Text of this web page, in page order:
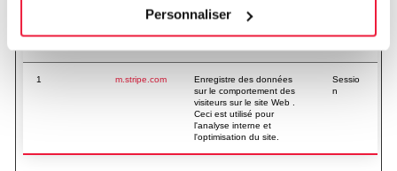
Personnaliserutilisateur a visité le site
web ainsi que les dates de
la première et de la plus
1 m.stripe.com
Enregistre des données
sur le comportement des
visiteurs sur le site Web .
Ceci est utilisé pour
l'analyse interne et
l'optimisation du site.
Sessio
n